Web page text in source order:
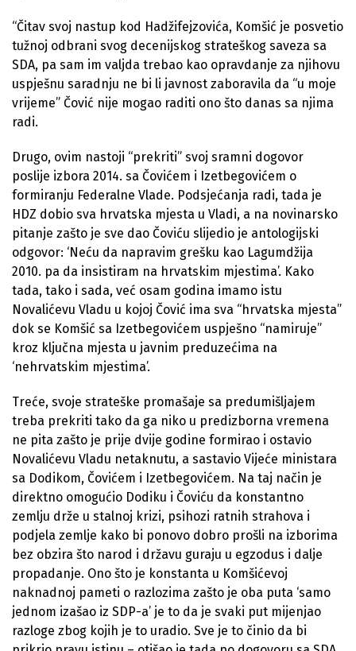
“Čitav svoj nastup kod Hadžifejzovića, Komšić je posvetio
tužnoj odbrani svog decenijskog strateškog saveza sa
SDA, pa sam im valjda trebao kao opravdanje za njihovu
uspješnu saradnju ne bi li javnost zaboravila da “u moje
vrijeme” Čović nije mogao raditi ono što danas sa njima
radi.
Drugo, ovim nastoji “prekriti” svoj sramni dogovor
poslije izbora 2014. sa Čovićem i Izetbegovićem o
formiranju Federalne Vlade. Podsjećanja radi, tada je
HDZ dobio sva hrvatska mjesta u Vladi, a na novinarsko
pitanje zašto je sve dao Čoviću slijedio je antologijski
odgovor: ‘Neću da napravim grešku kao Lagumdžija
2010. pa da insistiram na hrvatskim mjestima’. Kako
tada, tako i sada, već osam godina imamo istu
Novalićevu Vladu u kojoj Čović ima sva “hrvatska mjesta”
dok se Komšić sa Izetbegovićem uspješno “namiruje”
kroz ključna mjesta u javnim preduzećima na
‘nehrvatskim mjestima’.
Treće, svoje strateške promašaje sa predumišljajem
treba prekriti tako da ga niko u predizborna vremena
ne pita zašto je prije dvije godine formirao i ostavio
Novalićevu Vladu netaknutu, a sastavio Vijeće ministara
sa Dodikom, Čovićem i Izetbegovićem. Na taj način je
direktno omogućio Dodiku i Čoviću da konstantno
zemlju drže u stalnoj krizi, psihozi ratnih strahova i
podjela zemlje kako bi ponovo dobro prošli na izborima
bez obzira što narod i državu guraju u egzodus i dalje
propadanje. Ono što je konstanta u Komšićevoj
naknadnoj pameti o razlozima zašto je oba puta ‘samo
jednom izašao iz SDP-a’ je to da je svaki put mijenjao
razloge zbog kojih je to uradio. Sve je to činio da bi